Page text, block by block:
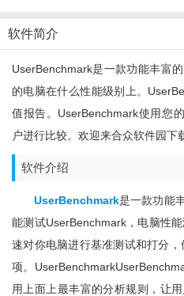
软件简介
UserBenchmark是一款功能丰富
的电脑在什么性能级别上。
值报告。UserBenchmark使用您
户进行比较。欢迎来合众软件园下
软件介绍
UserBenchmark是一款功能
能测试UserBenchmark，电脑性
速对你电脑进行基准测试和打分
项。
用上面上最丰富的分析规则，让